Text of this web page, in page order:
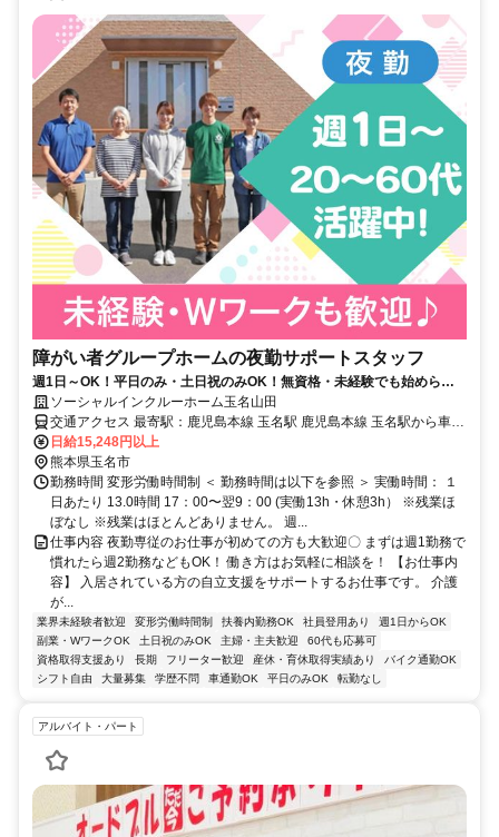
障がい者グループホームの夜勤サポートスタッフ
週1日～OK！平日のみ・土日祝のみOK！無資格・未経験でも始められ
ます。目の前の人に喜んでいただくことに、一生懸命になれる仕事で
す。
ソーシャルインクルーホーム玉名山田
交通アクセス 最寄駅：鹿児島本線 玉名駅 鹿児島本線 玉名駅から車6
分 玉名バイパスから車1分 「セブンイレブン玉名山田店様」から徒歩
2分
日給15,248円以上
熊本県玉名市
勤務時間 変形労働時間制 ＜ 勤務時間は以下を参照 ＞ 実働時間： １
日あたり 13.0時間 17：00〜翌9：00 (実働13h・休憩3h） ※残業ほ
ぼなし ※残業はほとんどありません。 週...
仕事内容 夜勤専従のお仕事が初めての方も大歓迎〇 まずは週1勤務で
慣れたら週2勤務などもOK！ 働き方はお気軽に相談を！ 【お仕事内
容】 入居されている方の自立支援をサポートするお仕事です。 介護
が...
業界未経験者歓迎 変形労働時間制 扶養内勤務OK 社員登用あり
週1日からOK
副業・WワークOK
土日祝のみOK 主婦・主夫歓迎
60代も応募可
資格取得支援あり
長期 フリーター歓迎 産休・育休取得実績あり
バイク通勤OK
シフト自由
大量募集 学歴不問 車通勤OK 平日のみOK 転勤なし
アルバイト・パート